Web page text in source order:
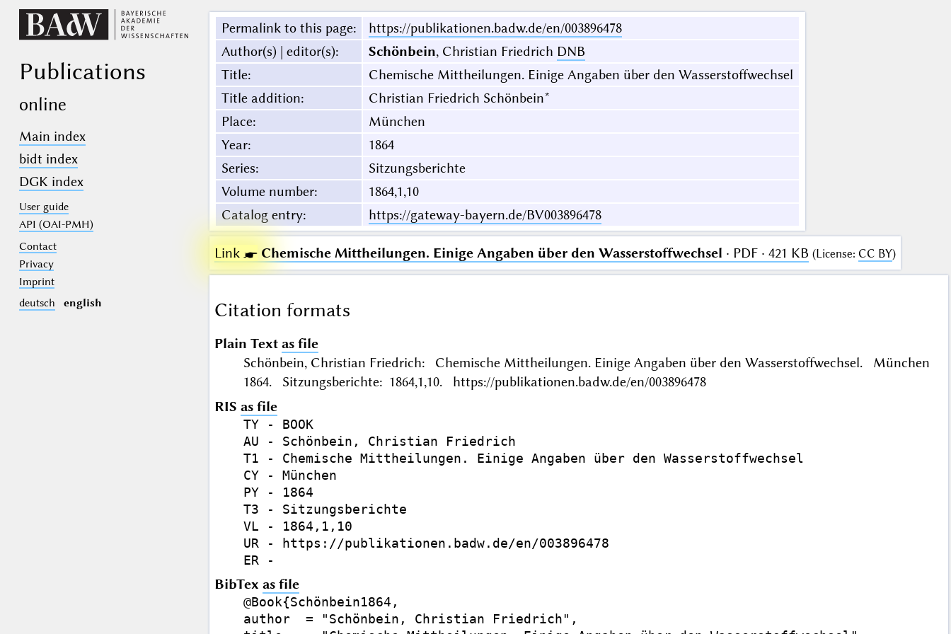
Publications
online
Main index
bidt index
DGK index
User guide
API (OAI-PMH)
Contact
Privacy
Imprint
deutsch
english
Permalink to this page:
https://publikationen.badw.de/en/003896478
Author(s) | editor(s): Schönbein, Christian Friedrich DNB
Title:
Chemische Mittheilungen. Einige Angaben über den Wasserstoffwechsel
Title addition:
Christian Friedrich Schönbein*
Place:
München
Year:
1864
Series:
Sitzungsberichte
Volume number:
1864,1,10
Catalog entry: https://gateway-bayern.de/BV003896478
Link ☛ Chemische Mittheilungen. Einige Angaben über den Wasserstoffwechsel · PDF · 421 KB (License: CC BY)
Citation formats
Plain Text as file
Schönbein, Christian Friedrich: Chemische Mittheilungen. Einige Angaben über den Wasserstoffwechsel. München
1864. Sitzungsberichte: 1864,1,10. https://publikationen.badw.de/en/003896478
RIS as file
TY - BOOK
AU - Schönbein, Christian Friedrich
T1 - Chemische Mittheilungen. Einige Angaben über den Wasserstoffwechsel
CY - München
PY - 1864
T3 - Sitzungsberichte
VL - 1864,1,10
UR - https://publikationen.badw.de/en/003896478
BibTex as file
@Book{Schönbein1864,
author  = "Schönbein, Christian Friedrich",